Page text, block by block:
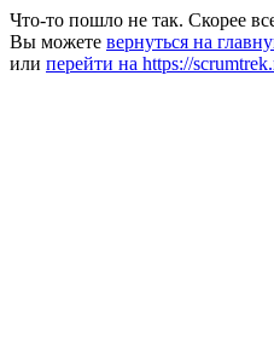
Что-то пошло не так. Скорее
Вы можете вернуться на
или перейти на https://